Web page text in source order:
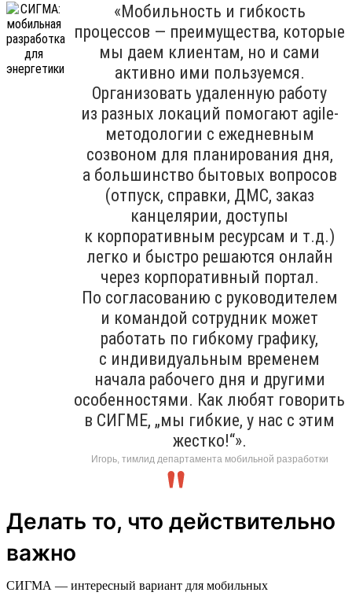
«Мобильность и гибкость
процессов — преимущества, которые
мы даем клиентам, но и сами
активно ими пользуемся.
Организовать удаленную работу
из разных локаций помогают agile-
методологии с ежедневным
созвоном для планирования дня,
а большинство бытовых вопросов
(отпуск, справки, ДМС, заказ
канцелярии, доступы
к корпоративным ресурсам и т.д.)
легко и быстро решаются онлайн
через корпоративный портал.
По согласованию с руководителем
и командой сотрудник может
работать по гибкому графику,
с индивидуальным временем
начала рабочего дня и другими
особенностями. Как любят говорить
в СИГМЕ, „мы гибкие, у нас с этим
жестко!“».
Игорь, тимлид департамента мобильной разработки
Делать то, что действительно
важно
СИГМА — интересный вариант для мобильных